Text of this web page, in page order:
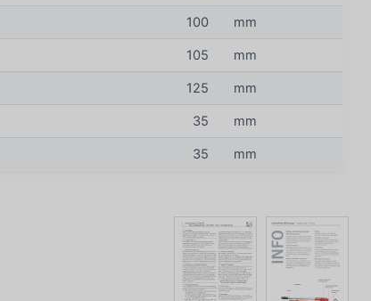
100 mm
105 mm
125 mm
35 mm
35 mm